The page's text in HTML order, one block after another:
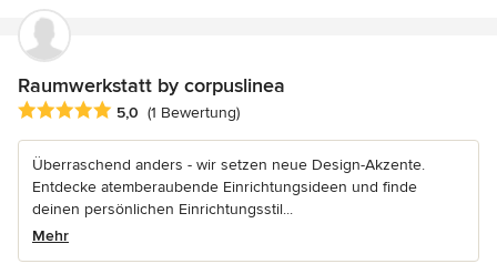
Raumwerkstatt by corpuslinea
Durchschnittliche Bewertung: 5 von 5 Sternen
5,0 (1 Bewertung)
Überraschend anders - wir setzen neue Design-Akzente.
Entdecke atemberaubende Einrichtungsideen und finde
deinen persönlichen Einrichtungsstil...
Mehr